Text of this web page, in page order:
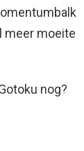
meer moeite
nog?